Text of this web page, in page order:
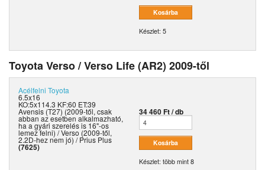
Készlet: 5
Toyota Verso / Verso Life (AR2) 2009-től
Acélfelni Toyota
6.5x16
KO:5x114.3 KF:60 ET:39
Avensis (T27) (2009-től, csak
abban az esetben alkalmazható,
ha a gyári szerelés is 16"-os
lemez felni) / Verso (2009-től,
2.2D-hez nem jó) / Prius Plus
(7625)
34 460 Ft / db
Készlet: több mint 8